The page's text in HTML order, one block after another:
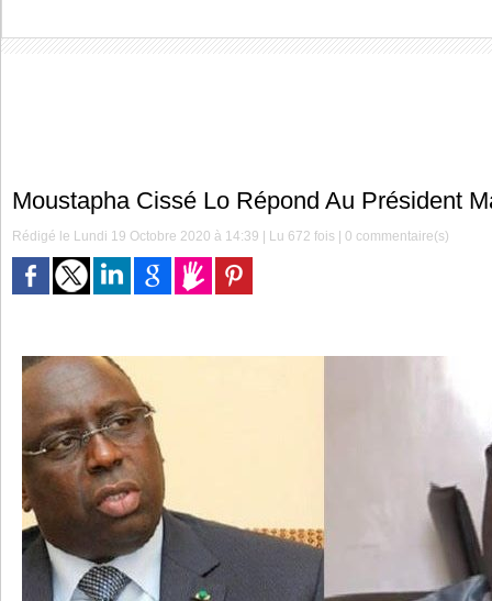
Moustapha Cissé Lo Répond Au Président
Rédigé le Lundi 19 Octobre 2020 à 14:39 | Lu 672 fois |0 commentaire(s)